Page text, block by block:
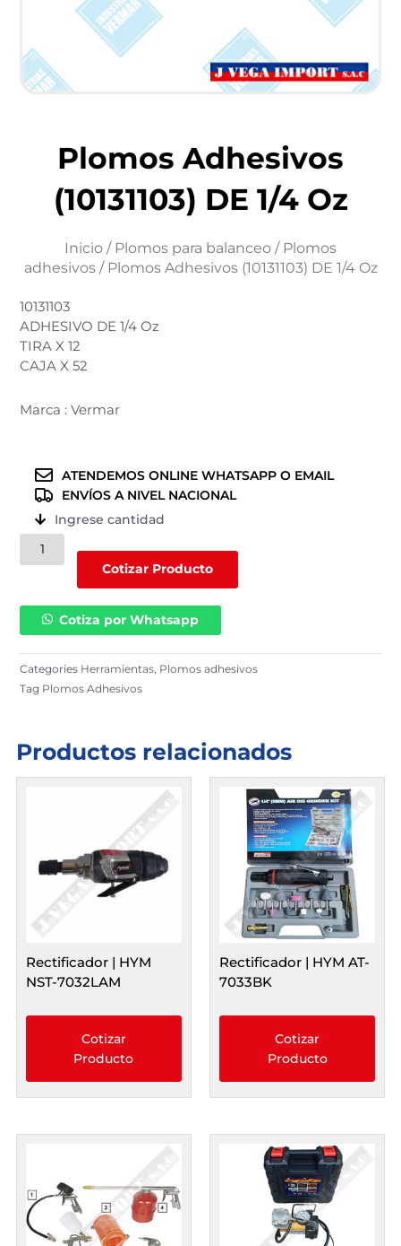
Plomos Adhesivos
(10131103) DE 1/4 Oz
Inicio / Plomos para balanceo / Plomos
adhesivos/ Plomos Adhesivos (10131103) DE 1/4 Oz
10131103
ADHESIVO DE 1/4 Oz
TIRA X 12
CAJA X 52
Marca : Vermar
ATENDEMOS ONLINE WHATSAPP O EMAIL
ENVÍOS A NIVEL NACIONAL
Ingrese cantidad
Plomos
Adhesivos
Cotizar Producto
Cotiza por Whatsapp
Categories Herramientas Plomos adhesivos
Tag Plomos Adhesivos
Productos relacionados
Rectificador | HYM
NST-7032LAM
Cotizar
Producto
Rectificador | HYM AT-
7033BK
Cotizar
Producto